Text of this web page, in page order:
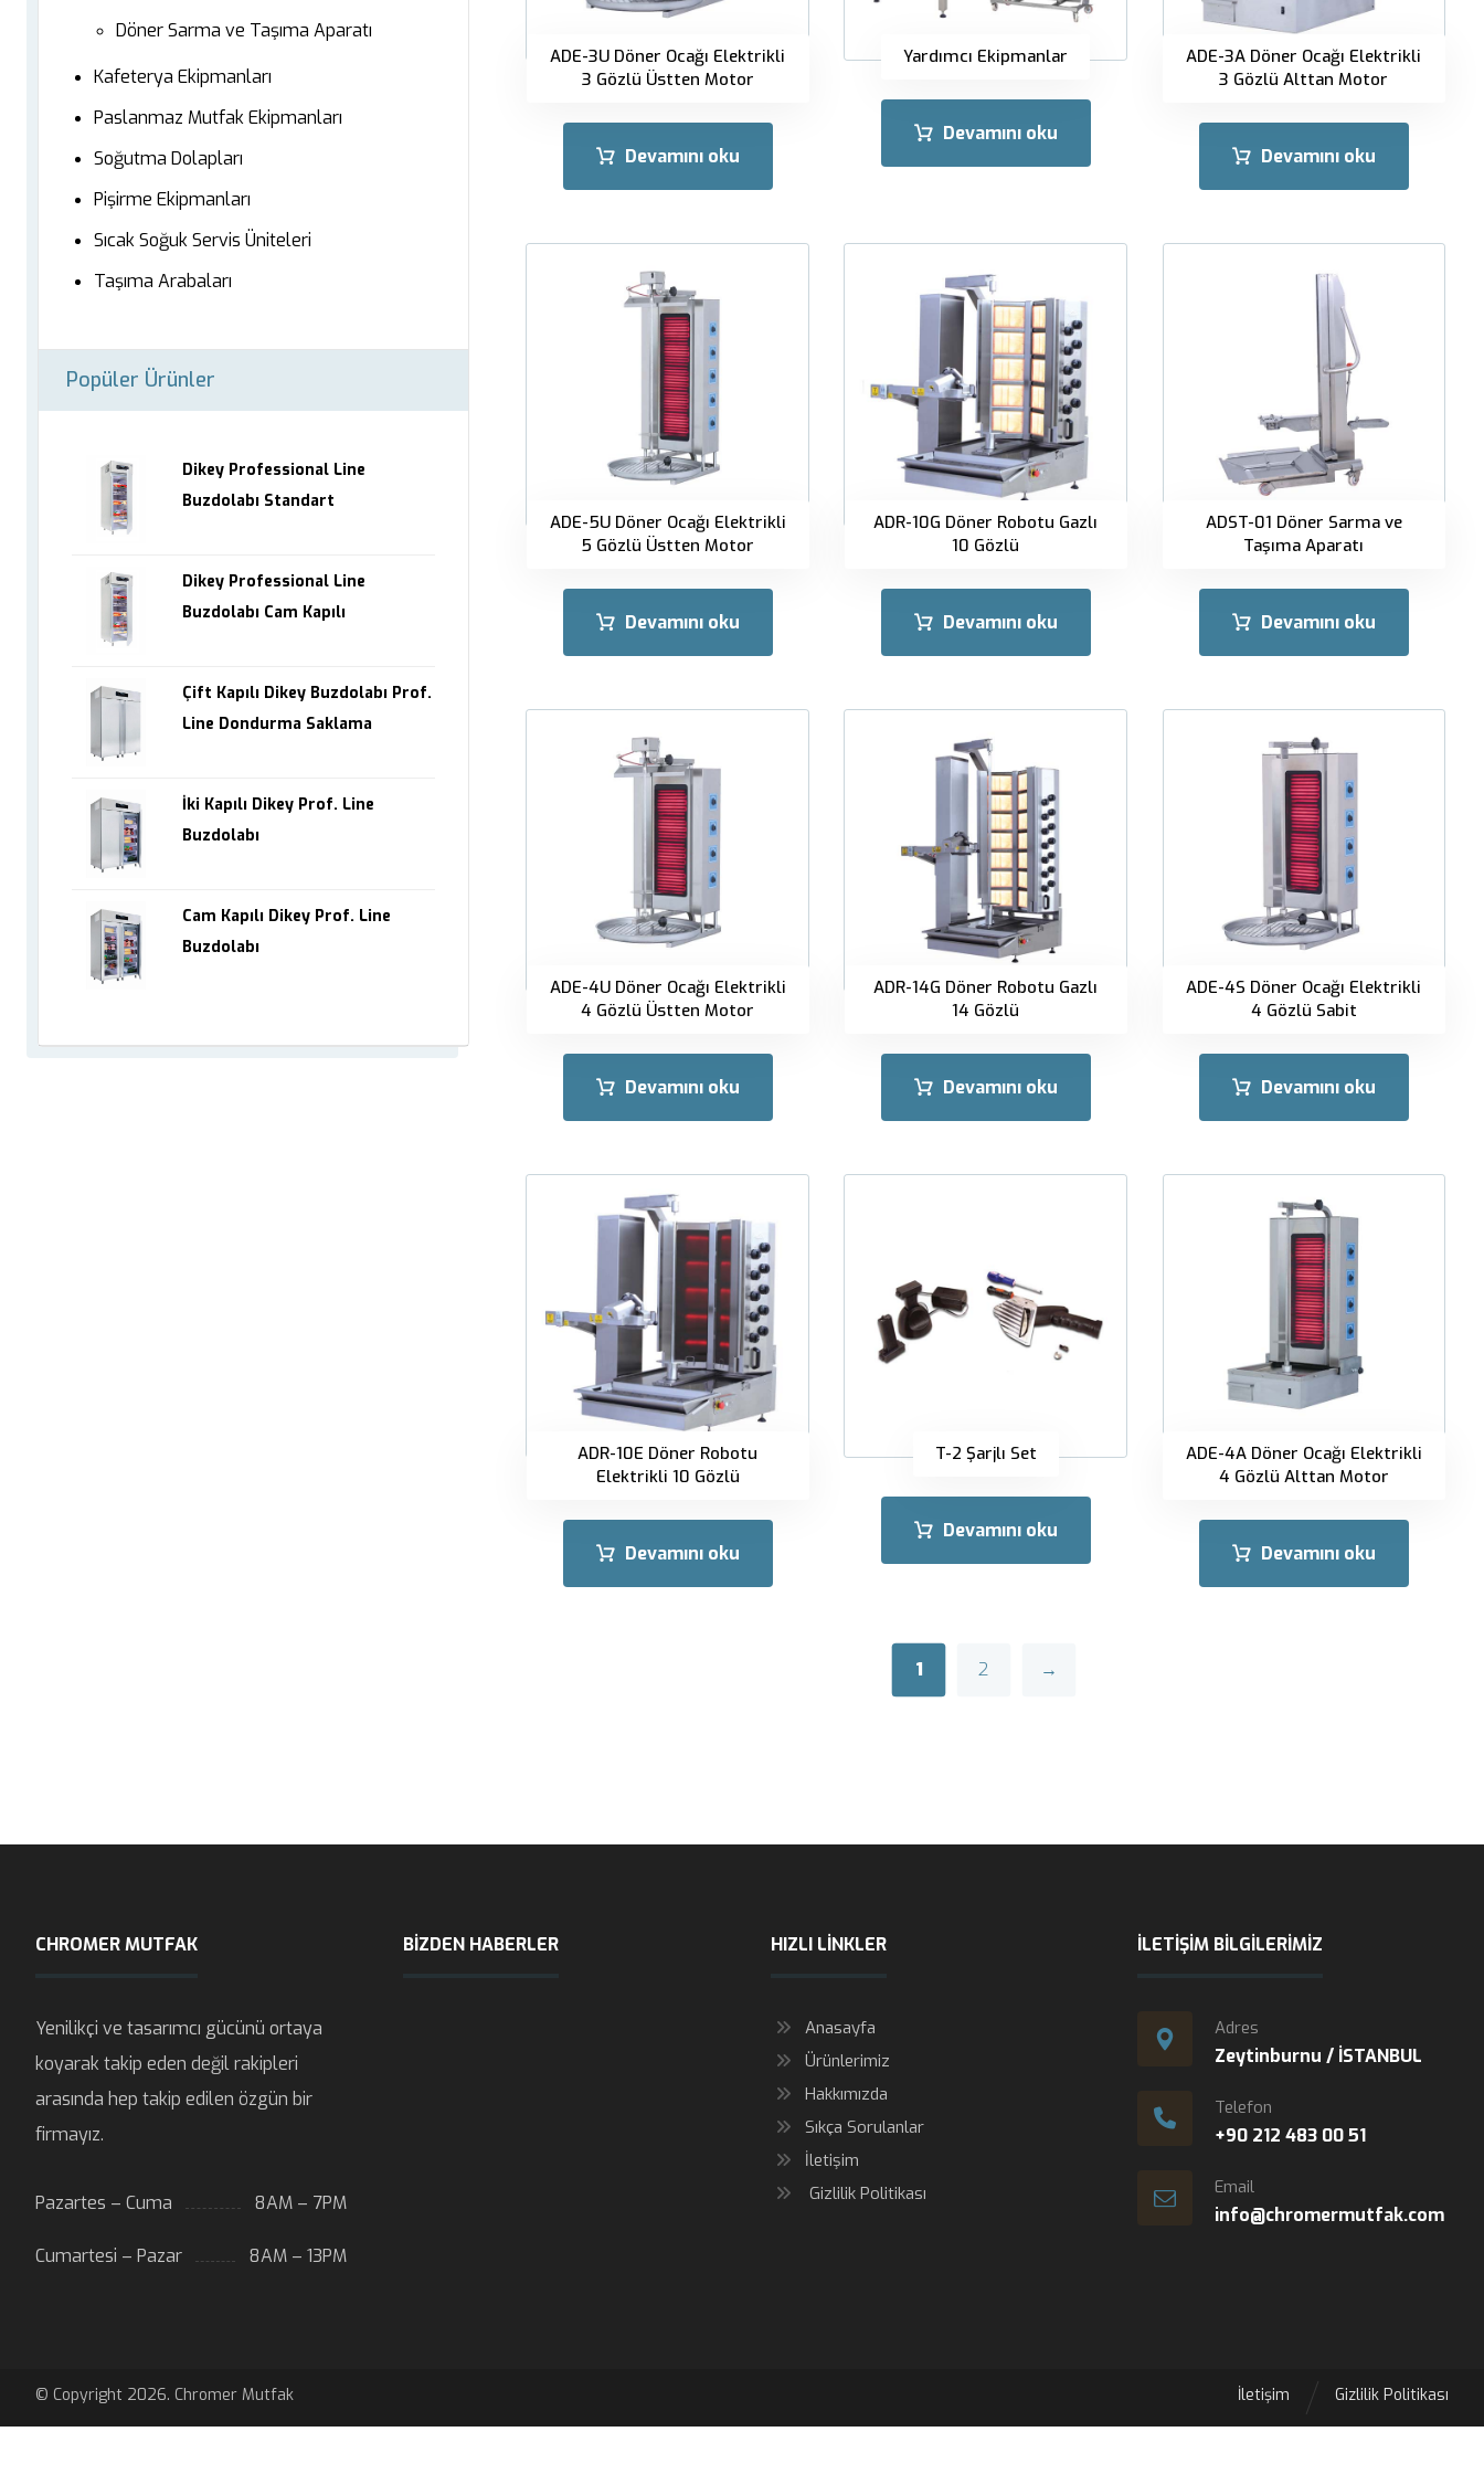
ADE-3U Döner Ocağı Elektrikli
3 Gözlü Üstten Motor
Devamını oku
Yardımcı Ekipmanlar
Devamını oku
ADE-3A Döner Ocağı Elektrikli
3 Gözlü Alttan Motor
Devamını oku
ADE-5U Döner Ocağı Elektrikli
5 Gözlü Üstten Motor
Devamını oku
ADR-10G Döner Robotu Gazlı
10 Gözlü
Devamını oku
ADST-01 Döner Sarma ve
Taşıma Aparatı
Devamını oku
ADE-4U Döner Ocağı Elektrikli
4 Gözlü Üstten Motor
Devamını oku
ADR-14G Döner Robotu Gazlı
14 Gözlü
Devamını oku
ADE-4S Döner Ocağı Elektrikli
4 Gözlü Sabit
Devamını oku
ADR-10E Döner Robotu
Elektrikli 10 Gözlü
Devamını oku
T-2 Şarjlı Set
Devamını oku
ADE-4A Döner Ocağı Elektrikli
4 Gözlü Alttan Motor
Devamını oku
1 2 →
Döner Sarma ve Taşıma Aparatı
Kafeterya Ekipmanları
Paslanmaz Mutfak Ekipmanları
Soğutma Dolapları
Pişirme Ekipmanları
Sıcak Soğuk Servis Üniteleri
Taşıma Arabaları
Popüler Ürünler
Dikey Professional Line
Buzdolabı Standart
Dikey Professional Line
Buzdolabı Cam Kapılı
Çift Kapılı Dikey Buzdolabı Prof.
Line Dondurma Saklama
İki Kapılı Dikey Prof. Line
Buzdolabı
Cam Kapılı Dikey Prof. Line
Buzdolabı
CHROMER MUTFAK
Yenilikçi ve tasarımcı gücünü ortaya
koyarak takip eden değil rakipleri
arasında hep takip edilen özgün bir
firmayız.
Pazartes – Cuma 8AM – 7PM
Cumartesi – Pazar 8AM – 13PM
BIZDEN HABERLER HIZLI LINKLER
Anasayfa
Ürünlerimiz
Hakkımızda
Sıkça Sorulanlar
İletişim
Gizlilik Politikası
İLETIŞIM BILGILERIMIZ
Adres
Zeytinburnu / İSTANBUL
Telefon
+90 212 483 00 51
Email
info@chromermutfak.com
© Copyright 2026. Chromer Mutfak Gizlilik Politikası
İletişim